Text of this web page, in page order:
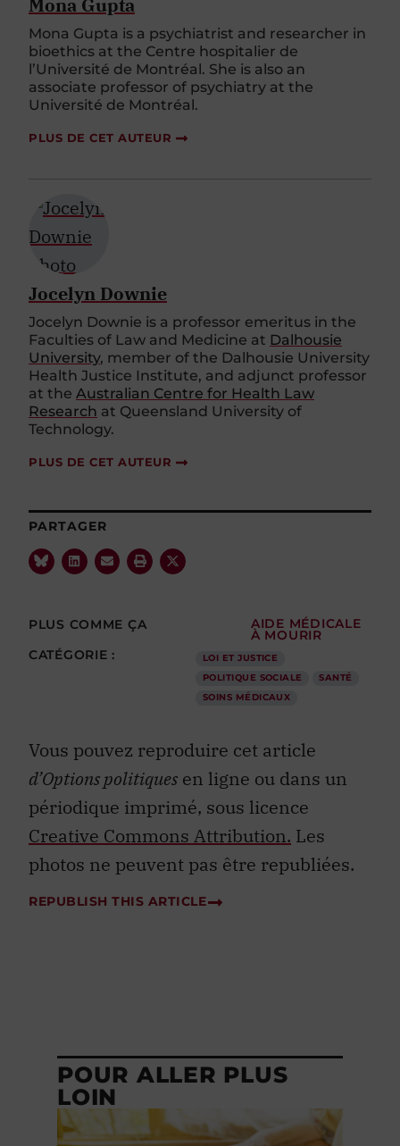
Mona Gupta
Mona Gupta is a psychiatrist and researcher in
bioethics at the Centre hospitalier de
l’Université de Montréal. She is also an
associate professor of psychiatry at the
Université de Montréal.
PLUS DE CET AUTEUR
Jocelyn Downie
Jocelyn Downie is a professor emeritus in the
Faculties of Law and Medicine at Dalhousie
University, member of the Dalhousie University
Health Justice Institute, and adjunct professor
at the Australian Centre for Health Law
Research at Queensland University of
Technology.
PLUS DE CET AUTEUR
PARTAGER
PLUS COMME ÇA
AIDE MÉDICALE
À MOURIR
CATÉGORIE :
LOI ET JUSTICE
POLITIQUE SOCIALE
SANTÉ
SOINS MÉDICAUX
Vous pouvez reproduire cet article
d’Options politiques en ligne ou dans un
périodique imprimé, sous licence
Creative Commons Attribution. Les
photos ne peuvent pas être republiées.
REPUBLISH THIS ARTICLE
POUR ALLER PLUS
LOIN